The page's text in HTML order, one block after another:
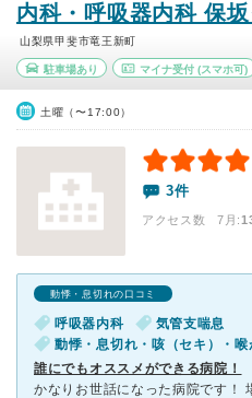
内科・呼吸器内科 保
山梨県甲斐市竜王新町
駐車場あり マイナ受付(スマホ可)
土曜（〜17:00）
3件
アクセス数 7月:
動悸・息切れの口コミ
呼吸器内科
気管支喘息
動悸・息切れ・咳（セキ）・喉
誰にでもオススメができる病院！